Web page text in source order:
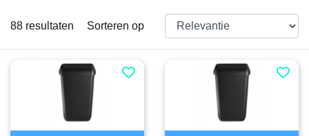
88 resultaten Sorteren op